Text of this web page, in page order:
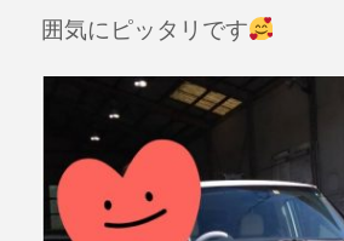
囲気にピッタリです